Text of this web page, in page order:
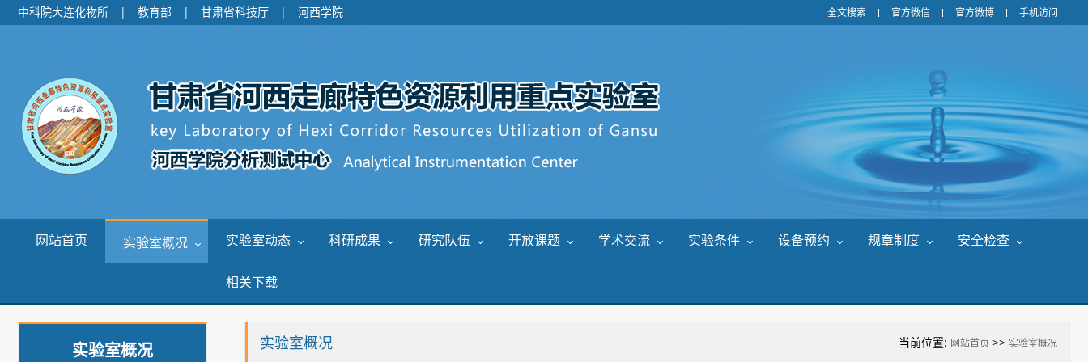
中科院大连化物所 | 教育部 | 甘肃省科技厅 | 河西学院 全文搜索 官方微信 官方微博 手机访问
网站首页 实验室概况 实验室动态 科研成果 研究队伍 开放课题 学术交流 实验条件 设备预约 规章制度 安全检查
相关下载
实验室概况 当前位置: 网站首页 >> 实验室概况
实验室概况